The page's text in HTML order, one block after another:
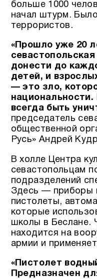
больше 1000
начал штурм.
террористов.
«Прошло уже 20
донести до
детей, и
— это зло,
всегда быть
председатель
общественной
Русь» Андрей
В холле Центра
севастопольцам
подразделений
Здесь — приборы
пистолеты,
которые
школы в Беслане.
находится на
армии и
«Пистолет
Предназначен